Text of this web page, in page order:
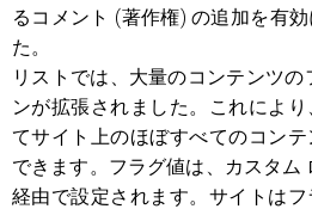
るコメント (著作権) の追加を有
た。
リストでは、大量のコンテンツ
ンが拡張されました。これによ
てサイト上のほぼすべてのコン
できます。フラグ値は、カスタム
経由で設定されます。サイトは